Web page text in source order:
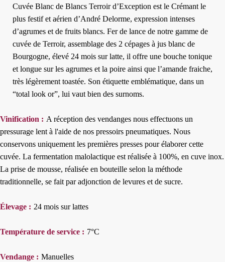
Cuvée Blanc de Blancs Terroir d’Exception est le Crémant le
plus festif et aérien d’André Delorme, expression intenses
d’agrumes et de fruits blancs. Fer de lance de notre gamme de
cuvée de Terroir, assemblage des 2 cépages à jus blanc de
Bourgogne, élevé 24 mois sur latte, il offre une bouche tonique
et longue sur les agrumes et la poire ainsi que l’amande fraiche,
très légèrement toastée. Son étiquette emblématique, dans un
“total look or”, lui vaut bien des surnoms.
Vinification : A réception des vendanges nous effectuons un
pressurage lent à l'aide de nos pressoirs pneumatiques. Nous
conservons uniquement les premières presses pour élaborer cette
cuvée. La fermentation malolactique est réalisée à 100%, en cuve inox.
La prise de mousse, réalisée en bouteille selon la méthode
traditionnelle, se fait par adjonction de levures et de sucre.
Élevage : 24 mois sur lattes
Température de service : 7°C
Vendange : Manuelles